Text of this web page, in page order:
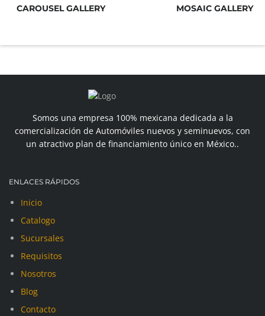
CAROUSEL GALLERY MOSAIC GALLERY
Somos una empresa 100% mexicana dedicada a la
comercialización de Automóviles nuevos y seminuevos, con
un atractivo plan de financiamiento único en México..
ENLACES RÁPIDOS
Inicio
Catalogo
Sucursales
Requisitos
Nosotros
Blog
Contacto